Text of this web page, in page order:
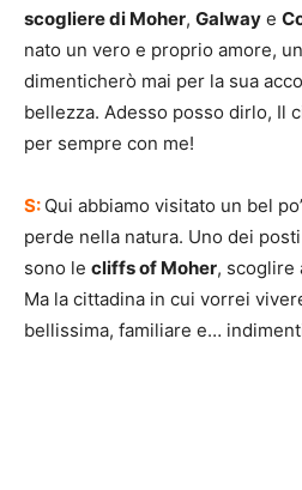
scogliere di Moher, Galway e
nato un vero e proprio amore,
dimenticherò mai per la sua
bellezza. Adesso posso dirlo, Il
per sempre con me!
S: Qui abbiamo visitato un bel
perde nella natura. Uno dei
sono le cliffs of Moher, scoglire
Ma la cittadina in cui vorrei
bellissima, familiare e…